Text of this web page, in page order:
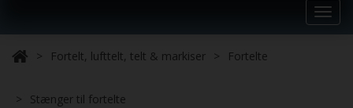
Fortelt, lufttelt, telt & markiser Fortelte
Stænger til fortelte